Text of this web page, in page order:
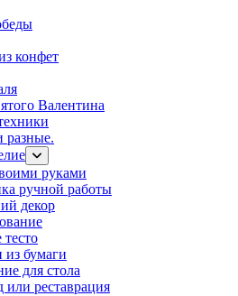
конфет
Валентина
разные.
руками
ручной работы
декор
из бумаги
для стола
или реставрация